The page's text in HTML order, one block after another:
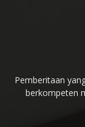
Pemberitaan
berkompeten